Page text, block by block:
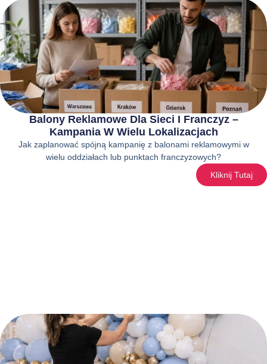
Balony Reklamowe Dla Sieci I Franczyz –
Kampania W Wielu Lokalizacjach
Jak zaplanować spójną kampanię z balonami reklamowymi w
wielu oddziałach lub punktach franczyzowych?
Kliknij Tutaj